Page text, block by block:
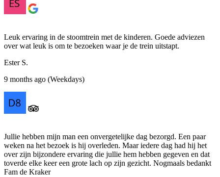
Leuk ervaring in de stoomtrein met de kinderen. Goede adviezen
over wat leuk is om te bezoeken waar je de trein uitstapt.
Ester S.
9 months ago (Weekdays)
Jullie hebben mijn man een onvergetelijke dag bezorgd. Een paar
weken na het bezoek is hij overleden. Maar iedere dag had hij het
over zijn bijzondere ervaring die jullie hem hebben gegeven en dat
toverde elke keer een grote lach op zijn gezicht. Nogmaals bedankt
Fam de Kraker